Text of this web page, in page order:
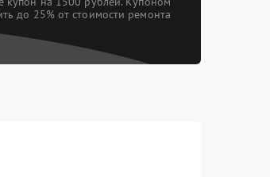
до 25% от стоимости ремонта